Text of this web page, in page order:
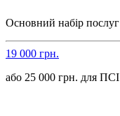
Основний набір послуг
19 000 грн.
або 25 000 грн. для ПСІ